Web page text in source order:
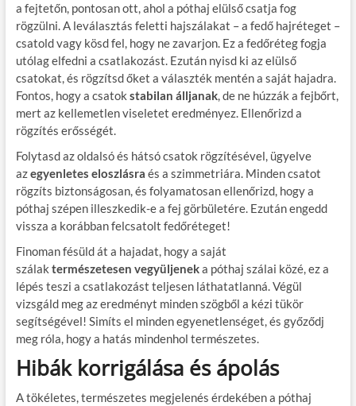
a fejtetőn, pontosan ott, ahol a póthaj elülső csatja fog
rögzülni. A leválasztás feletti hajszálakat – a fedő hajréteget –
csatold vagy kösd fel, hogy ne zavarjon. Ez a fedőréteg fogja
utólag elfedni a csatlakozást. Ezután nyisd ki az elülső
csatokat, és rögzítsd őket a választék mentén a saját hajadra.
Fontos, hogy a csatok stabilan álljanak, de ne húzzák a fejbőrt,
mert az kellemetlen viseletet eredményez. Ellenőrizd a
rögzítés erősségét.
Folytasd az oldalsó és hátsó csatok rögzítésével, ügyelve
azegyenletes eloszlásra és a szimmetriára. Minden csatot
rögzíts biztonságosan, és folyamatosan ellenőrizd, hogy a
póthaj szépen illeszkedik-e a fej görbületére. Ezután engedd
vissza a korábban felcsatolt fedőréteget!
Finoman fésüld át a hajadat, hogy a saját
szálak természetesen vegyüljeneka póthaj szálai közé, ez a
lépés teszi a csatlakozást teljesen láthatatlanná. Végül
vizsgáld meg az eredményt minden szögből a kézi tükör
segítségével! Simíts el minden egyenetlenséget, és győződj
meg róla, hogy a hatás mindenhol természetes.
Hibák korrigálása és ápolás
A tökéletes, természetes megjelenés érdekében a póthaj